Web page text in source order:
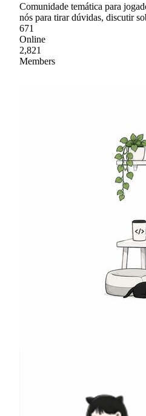
Comunidade temática para
nós para tirar dúvidas, discutir
671
Online
2,821
Members